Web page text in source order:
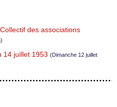
des associations
14 juillet 1953 (Dimanche 12 juillet